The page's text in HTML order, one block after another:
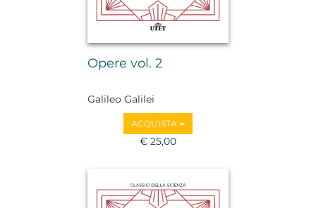
Opere vol. 2
Galileo Galilei
ACQUISTA
€ 25,00